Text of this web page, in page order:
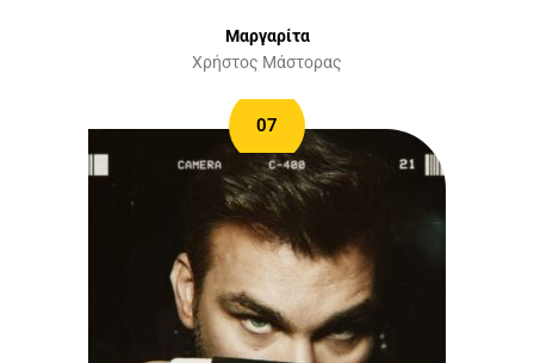
Μαργαρίτα
Χρήστος Μάστορας
07